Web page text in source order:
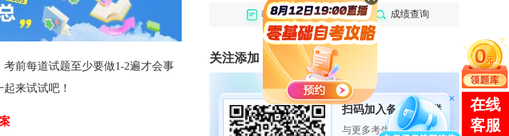
考前每道试题至少要做1-2遍才会事
起来试试吧！
教材大纲 成绩查询
关注添加
扫码加入备考交流群
与更多考生一起交流学